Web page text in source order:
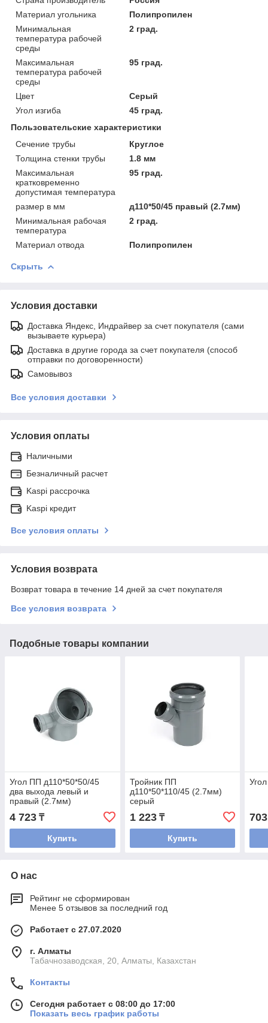
Материал угольника
Полипропилен
Минимальная
температура рабочей
среды
2 град.
Максимальная
температура рабочей
среды
95 град.
Цвет
Серый
Угол изгиба
45 град.
Пользовательские характеристики
Сечение трубы
Круглое
Толщина стенки трубы
1.8 мм
Максимальная
кратковременно
допустимая температура
95 град.
размер в мм
д110*50/45 правый (2.7мм)
Минимальная рабочая
температура
2 град.
Материал отвода Полипропилен
Скрыть
Условия доставки
Доставка Яндекс, Индрайвер за счет покупателя (сами
вызываете курьера)
Доставка в другие города за счет покупателя (способ
отправки по договоренности)
Самовывоз
Все условия доставки
Условия оплаты
Наличными
Безналичный расчет
Kaspi рассрочка
Kaspi кредит
Все условия оплаты
Условия возврата
Возврат товара в течение 14 дней за счет покупателя
Все условия возврата
Подобные товары компании
Угол ПП д110*50*50/45
два выхода левый и
правый (2.7мм)
4 723 ₸
Купить
Тройник ПП
д110*50*110/45 (2.7мм)
серый
1 223₸
Купить
703
О нас
Рейтинг не сформирован
Менее 5 отзывов за последний год
Работает с 27.07.2020
г. Алматы
Табачнозаводская, 20, Алматы, Казахстан
Контакты
Сегодня работает с 08:00 до 17:00
Показать весь график работы